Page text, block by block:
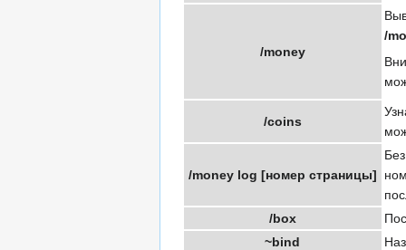
/money
/
/coins
/money log [номер страницы]
/box
~bind